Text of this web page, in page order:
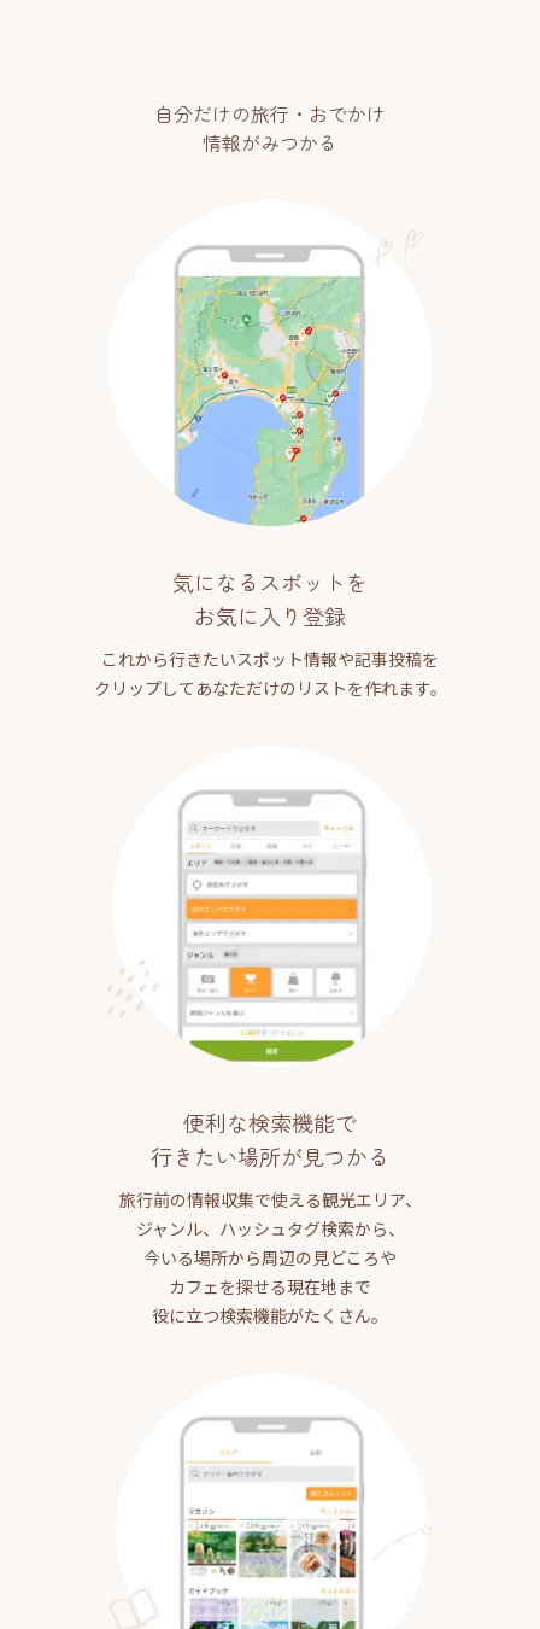
自分だけの旅行・おでかけ
情報がみつかる
気になるスポットを
お気に入り登録
これから行きたいスポット情報や記事投稿を
クリップしてあなただけのリストを作れます。
便利な検索機能で
行きたい場所が見つかる
旅行前の情報収集で使える観光エリア、
ジャンル、ハッシュタグ検索から、
今いる場所から周辺の見どころや
カフェを探せる現在地まで
役に立つ検索機能がたくさん。